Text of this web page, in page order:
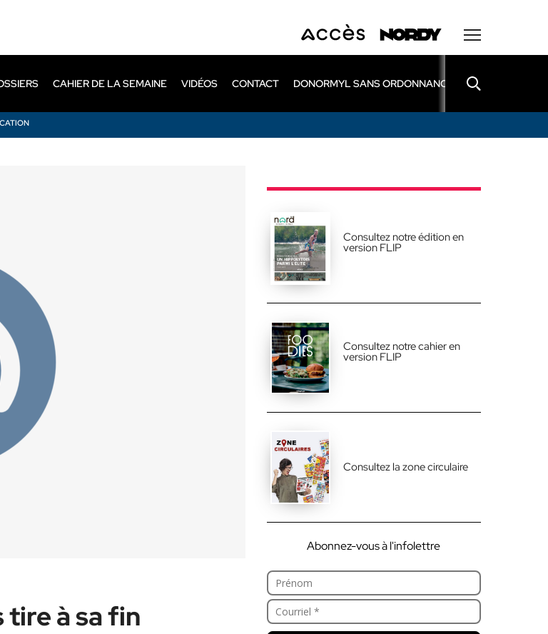
CAHIER DE LA SEMAINE VIDÉOS CONTACT DONORMYL SANS ORDONNANCE LEXOMIL SANS
tire à sa fin
Consultez notre édition en
version FLIP
Consultez notre cahier en
version FLIP
Consultez la zone circulaire
Abonnez-vous à l'infolettre